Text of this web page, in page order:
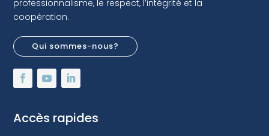
professionnalisme, le respect, l’intégrité et la
coopération.
Qui sommes-nous?
Accès rapides